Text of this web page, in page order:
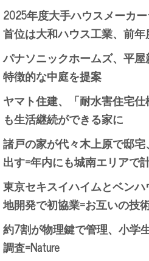
2025年度大手ハウスメーカ
首位は大和ハウス工業、前
パナソニックホームズ、平
特徴的な中庭を提案
ヤマト住建、「耐水害住宅
も生活継続ができる家に
諸戸の家が代々木上原で邸
出す=年内にも城南エリアで
東京セキスイハイムとベン
地開発で初協業=お互いの技
約7割が物理鍵で管理、小学
調査=Nature